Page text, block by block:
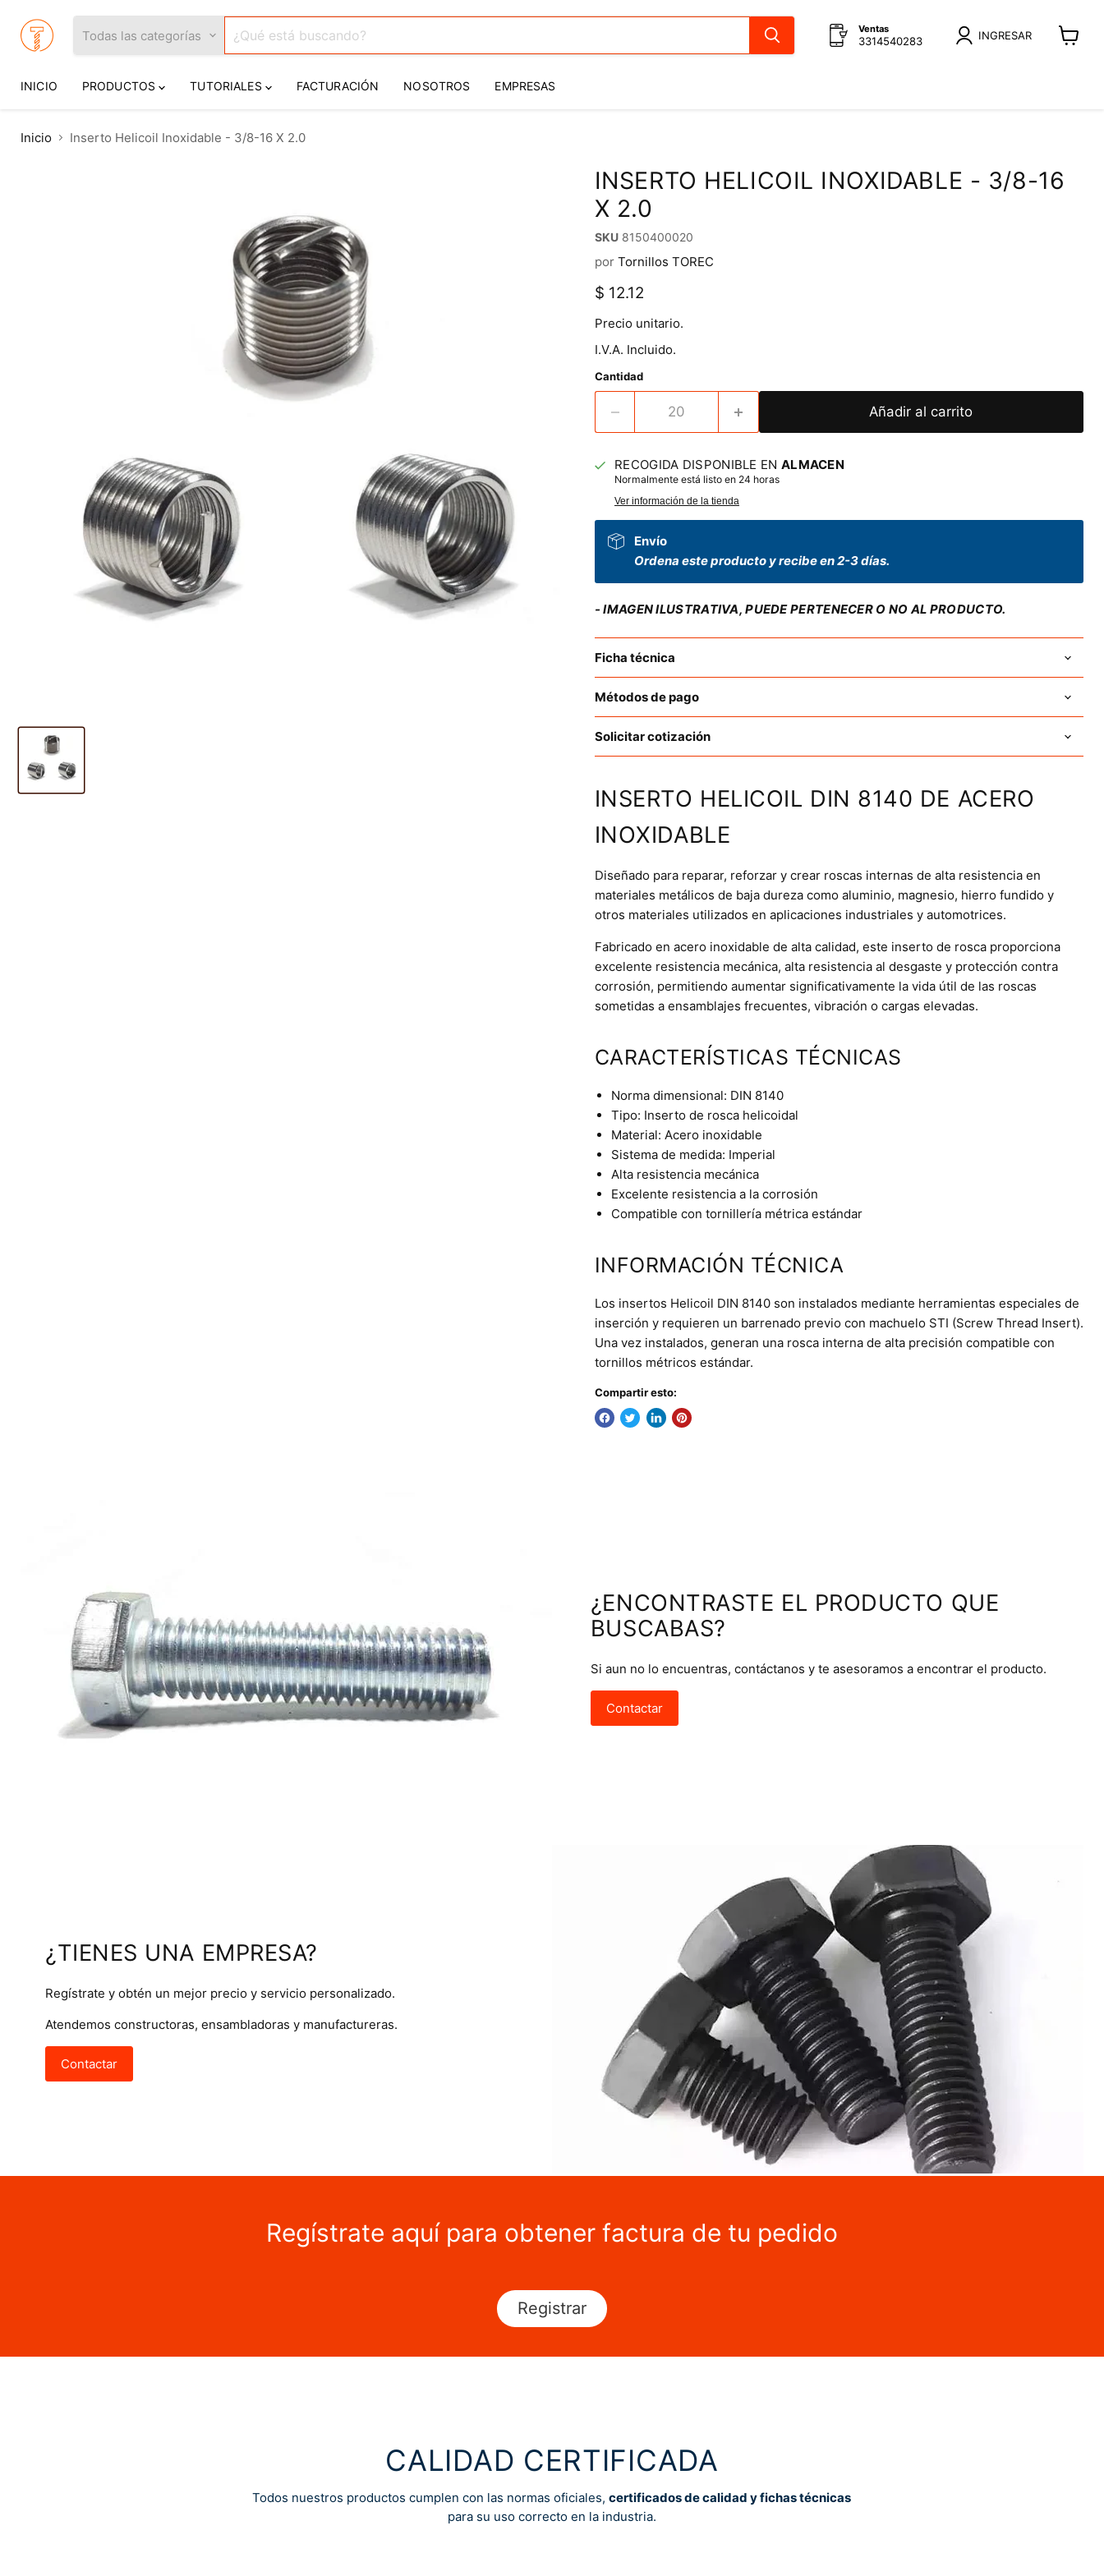
Todas las categorías Ventas
3314540283 INGRESAR
INICIO PRODUCTOS TUTORIALES FACTURACIÓN NOSOTROS EMPRESAS
Inicio Inserto Helicoil Inoxidable - 3/8-16 X 2.0
INSERTO HELICOIL INOXIDABLE - 3/8-16
X 2.0
SKU 8150400020
por Tornillos TOREC
Precio actual
$ 12.12
Precio unitario.
I.V.A. Incluido.
Cantidad
Añadir al carrito
RECOGIDA DISPONIBLE EN ALMACEN
Normalmente está listo en 24 horas
Ver información de la tienda
Envío
Ordena este producto y recibe en 2-3 días.
- IMAGEN ILUSTRATIVA, PUEDE PERTENECER O NO AL PRODUCTO.
Ficha técnica
Métodos de pago
Solicitar cotización
INSERTO HELICOIL DIN 8140 DE ACERO
INOXIDABLE
Diseñado para reparar, reforzar y crear roscas internas de alta resistencia en
materiales metálicos de baja dureza como aluminio, magnesio, hierro fundido y
otros materiales utilizados en aplicaciones industriales y automotrices.
Fabricado en acero inoxidable de alta calidad, este inserto de rosca proporciona
excelente resistencia mecánica, alta resistencia al desgaste y protección contra
corrosión, permitiendo aumentar significativamente la vida útil de las roscas
sometidas a ensamblajes frecuentes, vibración o cargas elevadas.
CARACTERÍSTICAS TÉCNICAS
Norma dimensional: DIN 8140
Tipo: Inserto de rosca helicoidal
Material: Acero inoxidable
Sistema de medida: Imperial
Alta resistencia mecánica
Excelente resistencia a la corrosión
Compatible con tornillería métrica estándar
INFORMACIÓN TÉCNICA
Los insertos Helicoil DIN 8140 son instalados mediante herramientas especiales de
inserción y requieren un barrenado previo con machuelo STI (Screw Thread Insert).
Una vez instalados, generan una rosca interna de alta precisión compatible con
tornillos métricos estándar.
Compartir esto:
¿ENCONTRASTE EL PRODUCTO QUE
BUSCABAS?
Si aun no lo encuentras, contáctanos y te asesoramos a encontrar el producto.
Contactar
¿TIENES UNA EMPRESA?
Regístrate y obtén un mejor precio y servicio personalizado.
Atendemos constructoras, ensambladoras y manufactureras.
Contactar
Regístrate aquí para obtener factura de tu pedido
Registrar
CALIDAD CERTIFICADA
Todos nuestros productos cumplen con las normas oficiales,certificados de calidad y fichas técnicas
para su uso correcto en la industria.